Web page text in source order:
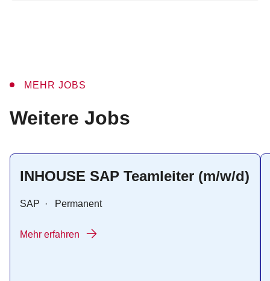
MEHR JOBS
:
Weitere Jobs
INHOUSE SAP Teamleiter (m/w/d)
SAP · Permanent
Mehr erfahren